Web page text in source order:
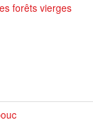
forêts vierges